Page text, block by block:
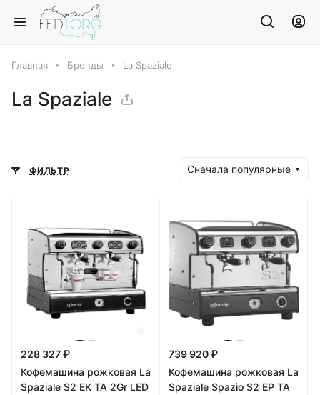
Главная Бренды La Spaziale
La Spaziale
ФИЛЬТР Сначала популярные
228 327 ₽
Кофемашина рожковая La
Spaziale S2 EK TA 2Gr LED
739 920 ₽
Кофемашина рожковая La
Spaziale Spazio S2 EP TA